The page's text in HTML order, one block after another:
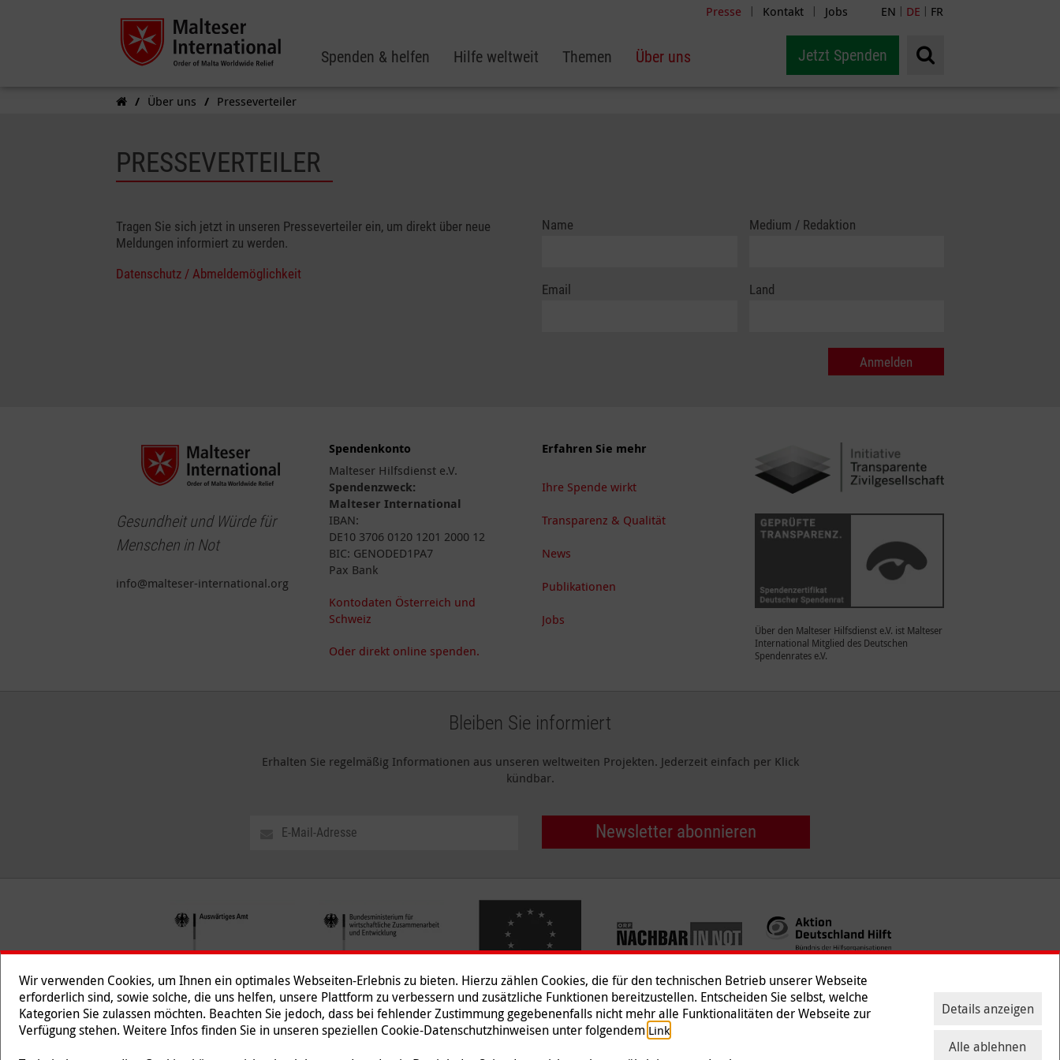
Presse | Kontakt | Jobs EN | DE | FR
Spenden & helfen Hilfe weltweit Themen Über uns Jetzt Spenden
Über uns Presseverteiler
PRESSEVERTEILER
Tragen Sie sich jetzt in unseren Presseverteiler ein, um direkt über neue
Meldungen informiert zu werden.
Datenschutz / Abmeldemöglichkeit
Name Medium / Redaktion
Email Land
Gesundheit und Würde für
Menschen in Not
info@malteser-international.org
Spendenkonto
Malteser Hilfsdienst e.V.
Spendenzweck:
Malteser International
IBAN:
DE10 3706 0120 1201 2000 12
BIC: GENODED1PA7
Pax Bank
Kontodaten Österreich und
Schweiz
Oder direkt online spenden.
Erfahren Sie mehr
Ihre Spende wirkt
Transparenz & Qualität
News
Publikationen
Jobs
Über den Malteser Hilfsdienst e.V. ist Malteser
International Mitglied des Deutschen
Spendenrates e.V.
Bleiben Sie informiert
Erhalten Sie regelmäßig Informationen aus unseren weltweiten Projekten. Jederzeit einfach per Klick
kündbar.
Newsletter abonnieren
Folgen Sie uns
Impressum | Datenschutz | Kontakt | Presse
© 2026 Malteser International
Wir verwenden Cookies, um Ihnen ein optimales Webseiten-Erlebnis zu bieten. Hierzu zählen Cookies, die für den technischen Betrieb unserer Webseite
erforderlich sind, sowie solche, die uns helfen, unsere Plattform zu verbessern und zusätzliche Funktionen bereitzustellen. Entscheiden Sie selbst, welche
Kategorien Sie zulassen möchten. Beachten Sie jedoch, dass bei fehlender Zustimmung gegebenenfalls nicht mehr alle Funktionalitäten der Webseite zur
Verfügung stehen. Weitere Infos finden Sie in unseren speziellen Cookie-Datenschutzhinweisen unter folgendem Link.
Alle ablehnen
Details anzeigen